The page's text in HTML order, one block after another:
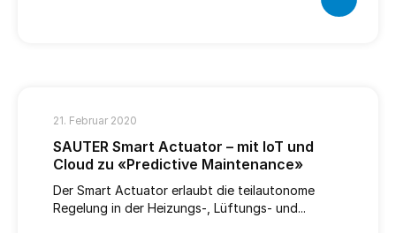
21. Februar 2020
SAUTER Smart Actuator – mit IoT und
Cloud zu «Predictive Maintenance»
Der Smart Actuator erlaubt die teilautonome
Regelung in der Heizungs-, Lüftungs- und...